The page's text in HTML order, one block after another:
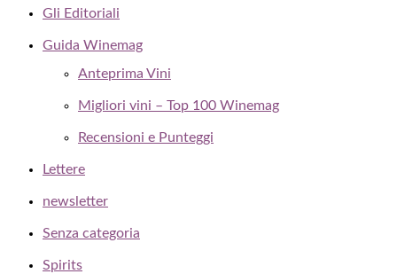
Gli Editoriali
Guida Winemag
Anteprima Vini
Migliori vini – Top 100 Winemag
Recensioni e Punteggi
Lettere
newsletter
Senza categoria
Spirits